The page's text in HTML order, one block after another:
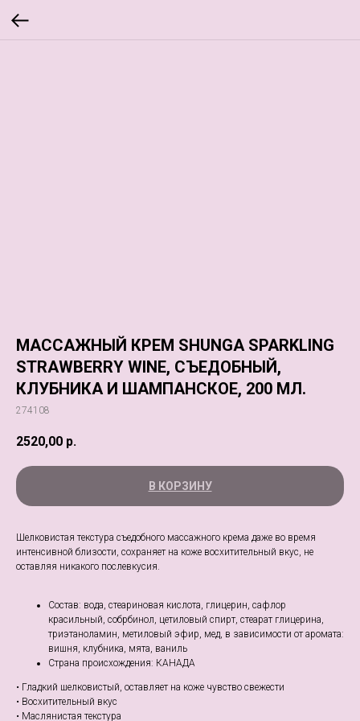
МАССАЖНЫЙ КРЕМ SHUNGA SPARKLING
STRAWBERRY WINE, СЪЕДОБНЫЙ,
КЛУБНИКА И ШАМПАНСКОЕ, 200 МЛ.
274108
2520,00 р.
В КОРЗИНУ
Шелковистая текстура съедобного массажного крема даже во время
интенсивной близости, сохраняет на коже восхитительный вкус, не
оставляя никакого послевкусия.
Состав: вода, стеариновая кислота, глицерин, сафлор
красильный, собрбинол, цетиловый спирт, стеарат глицерина,
триэтаноламин, метиловый эфир, мед, в зависимости от аромата:
вишня, клубника, мята, ваниль
Страна происхождения: КАНАДА
• Гладкий шелковистый, оставляет на коже чувство свежести
• Восхитительный вкус
• Маслянистая текстура